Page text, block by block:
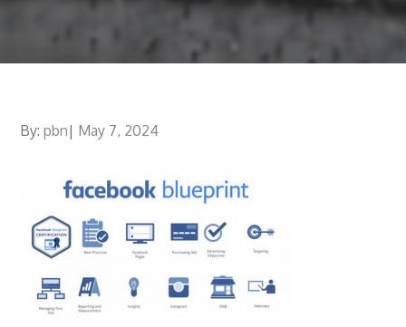
By:pbn
Posted
May 7, 2024